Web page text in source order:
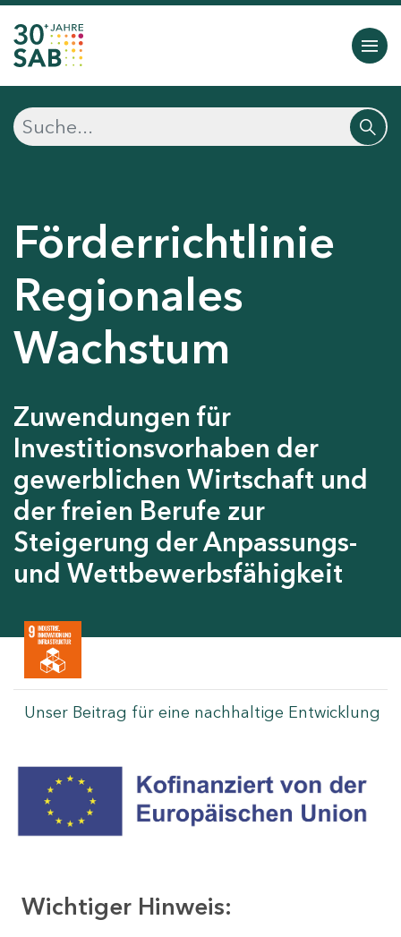
Förderrichtlinie
Regionales
Wachstum
Zuwendungen für
Investitionsvorhaben der
gewerblichen Wirtschaft und
der freien Berufe zur
Steigerung der Anpassungs-
und Wettbewerbsfähigkeit
Unser Beitrag für eine nachhaltige Entwicklung
Wichtiger Hinweis: